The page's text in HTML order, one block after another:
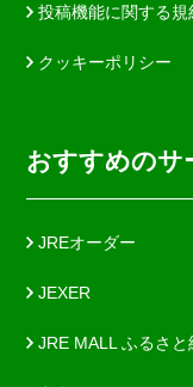
投稿機能に関する規
クッキーポリシー
おすすめのサ
JREオーダー
JEXER
JRE MALL ふるさと